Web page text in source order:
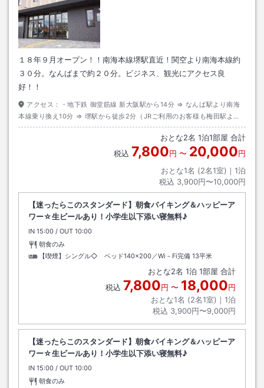
１８年９月オープン！！南海本線堺駅直近！関空より南海本線約
３０分。なんばまで約２０分。ビジネス、観光にアクセス良
好！！
アクセス：
・地下鉄 御堂筋線 新大阪駅から14分 ⇒ なんば駅より南海
本線乗り換え10分 ⇒ 堺駅から徒歩2分（JRご利用のお客様も梅田駅より
御堂筋線をご利用ください）
おとな2名 1泊1部屋 合計
税込 7,800円 〜 20,000円
おとな1名 (2名1室)｜ 1泊
税込 3,900円〜10,000円
【迷ったらこのスタンダード】朝食バイキング＆ハッピーア
ワー☆生ビールあり！小学生以下添い寝無料♪
IN チェックイン
15:00 / OUT チェックアウト
10:00
朝食のみ
【喫煙】シングル◇ ベッド140x200／Wi－Fi完備 13平米
おとな2名 1泊 1部屋 合計
税込 7,800円 〜 18,000円
おとな1名 (2名1室)｜ 1泊
税込 3,900円〜9,000円
【迷ったらこのスタンダード】朝食バイキング＆ハッピーア
ワー☆生ビールあり！小学生以下添い寝無料♪
IN チェックイン
15:00 / OUT チェックアウト
10:00
朝食のみ